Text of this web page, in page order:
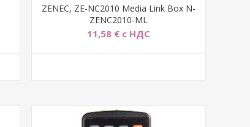
ZENEC, ZE-NC2010 Media Link Box N-
ZENC2010-ML
11,58 € с НДС